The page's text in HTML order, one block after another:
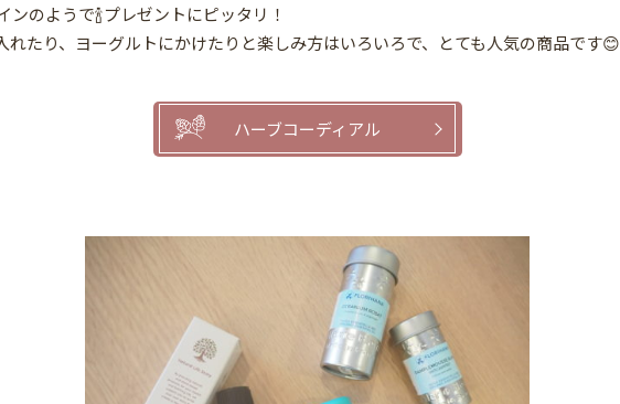
ンのようで🍾プレゼントにピッタリ！
れたり、ヨーグルトにかけたりと楽しみ方はいろいろで、とても人気の商品です😊
ハーブコーディアル